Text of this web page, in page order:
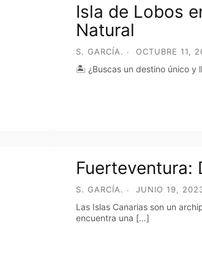
Isla de Lobos
Natural
S. GARCÍA. OCTUBRE 11,
🏝️ ¿Buscas un destino único y
Fuerteventura:
S. GARCÍA. JUNIO 19,
Las Islas Canarias son un
encuentra una […]